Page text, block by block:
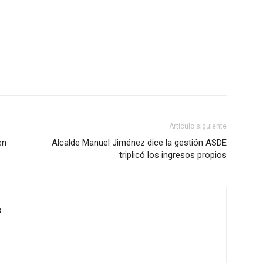
Artículo siguiente
Alcalde Manuel Jiménez dice la gestión ASDE
triplicó los ingresos propios